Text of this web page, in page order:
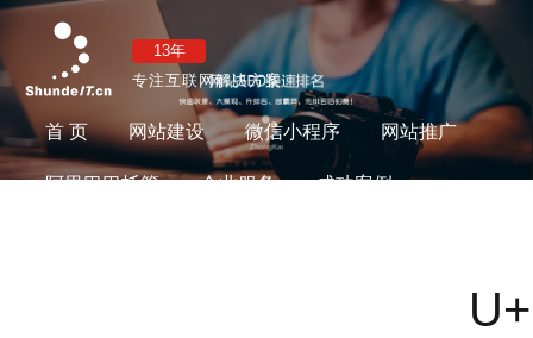
13年
专注互联网解决方案
首 页 网站建设 微信小程序 网站推广
阿里巴巴托管 企业服务 成功案例